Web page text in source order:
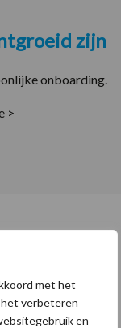
met het
het verbeteren
en
zijn
onboarding.
>